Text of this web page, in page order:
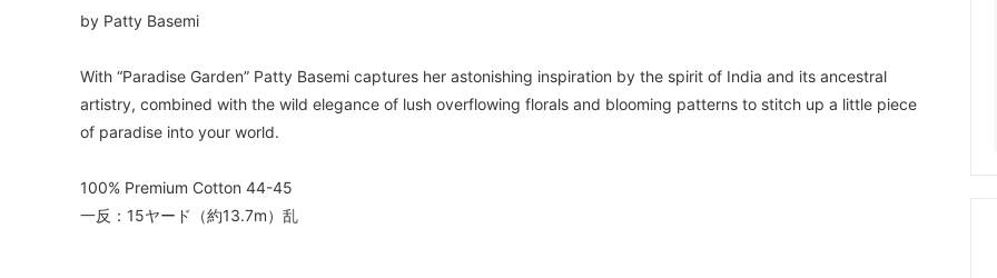
by Patty Basemi
With “Paradise Garden” Patty Basemi captures her astonishing inspiration by the spirit of India and its ancestral
artistry, combined with the wild elegance of lush overflowing florals and blooming patterns to stitch up a little piece
of paradise into your world.
100% Premium Cotton 44-45
一反：15ヤード（約13.7m）乱